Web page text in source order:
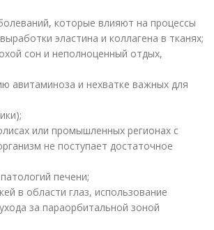
которые влияют на процессы
эластина и коллагена в тканях;
сон и неполноценный отдых,
авитаминоза и нехватке важных для
или промышленных регионах с
не поступает достаточное
печени;
в области глаз, использование
за параорбитальной зоной